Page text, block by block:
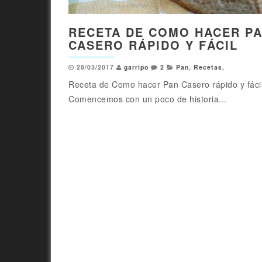
RECETA DE COMO HACER
CASERO RÁPIDO Y FÁCIL
28/03/2017 garripo 2 Pan, Recetas,
Receta de Como hacer Pan Casero rápido y
Comencemos con un poco de historia...